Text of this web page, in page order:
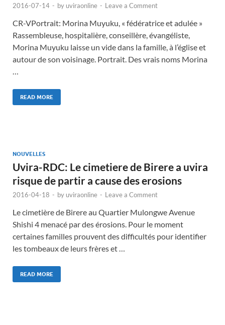
2016-07-14 - byuviraonline - Leave a Comment
CR-VPortrait: Morina Muyuku, « fédératrice et adulée »
Rassembleuse, hospitalière, conseillère, évangéliste,
Morina Muyuku laisse un vide dans la famille, à l’église et
autour de son voisinage. Portrait. Des vrais noms Morina
READ MORE
NOUVELLES
Uvira-RDC: Le cimetiere de Birere a uvira
risque de partir a cause des erosions
2016-04-18 - byuviraonline - Leave a Comment
Le cimetière de Birere au Quartier Mulongwe Avenue
Shishi 4 menacé par des érosions. Pour le moment
certaines familles prouvent des difficultés pour identifier
les tombeaux de leurs frères et …
READ MORE